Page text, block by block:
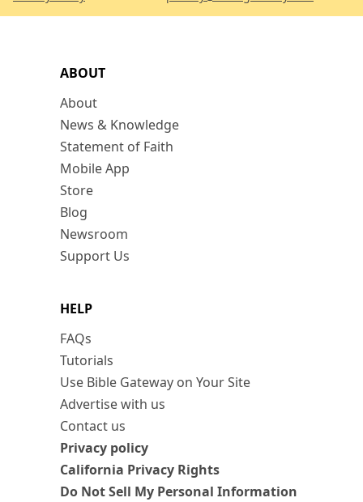
ABOUT
About
News & Knowledge
Statement of Faith
Mobile App
Store
Blog
Newsroom
Support Us
HELP
FAQs
Tutorials
Use Bible Gateway on Your Site
Advertise with us
Contact us
Privacy policy
California Privacy Rights
Do Not Sell My Personal Information